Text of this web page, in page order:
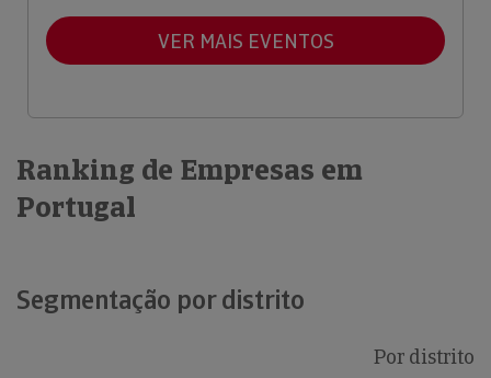
VER MAIS EVENTOS
Ranking de Empresas em
Portugal
Segmentação por distrito
Por distrito